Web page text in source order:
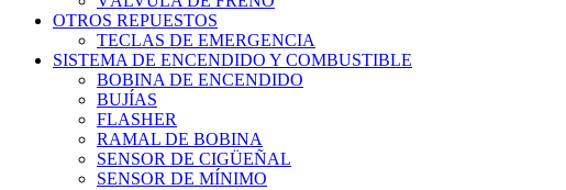
OTROS REPUESTOS
TECLAS DE EMERGENCIA
SISTEMA DE ENCENDIDO Y COMBUSTIBLE
BOBINA DE ENCENDIDO
BUJÍAS
FLASHER
RAMAL DE BOBINA
SENSOR DE CIGÜEÑAL
SENSOR DE MÍNIMO